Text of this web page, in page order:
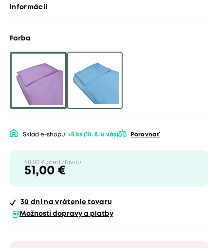
informácií
Farba
Sklad e-shopu: >5 ks (10. 8. u vás) Porovnať
68,00 € pred zľavou
51,00 €
30 dní na vrátenie tovaru
Možnosti dopravy a platby